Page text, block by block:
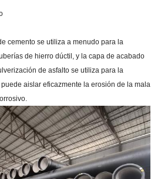
cemento se utiliza a menudo para la
de hierro dúctil, y la capa de acabado
de asfalto se utiliza para la
aislar eficazmente la erosión de la mala